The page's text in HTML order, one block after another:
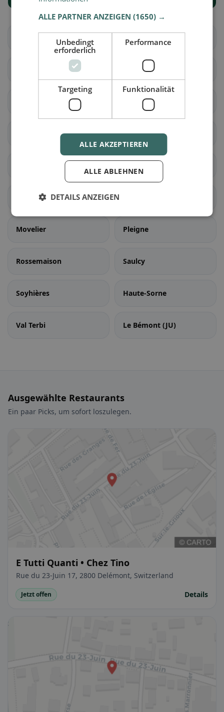
Bourrignon
Courchapoix
Courroux
Delsberg
Mervelier
Movelier Pleigne
Rossemaison Saulcy
Soyhières Haute-Sorne
Val Terbi Le Bémont (JU)
Ausgewählte Restaurants
Ein paar Picks, um sofort loszulegen.
E Tutti Quanti • Chez Tino
Rue du 23-Juin 17, 2800 Delémont, Switzerland
Jetzt offen Details
ALLE PARTNER ANZEIGEN(1650) →
Unbedingt
erforderlich
Performance
Targeting Funktionalität
ALLE AKZEPTIEREN
ALLE ABLEHNEN
DETAILS ANZEIGEN